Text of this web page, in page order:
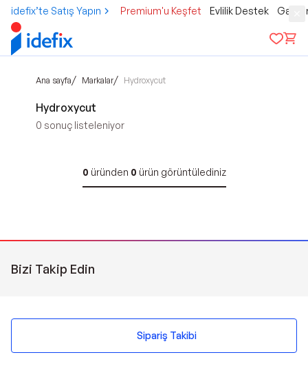
idefix’te Satış Yapın Premium'u Keşfet Evlilik Destek
Ana sayfa/ Markalar/ Hydroxycut
Hydroxycut
0 sonuç listeleniyor
0 üründen 0 ürün görüntülediniz
Bizi Takip Edin
Sipariş Takibi